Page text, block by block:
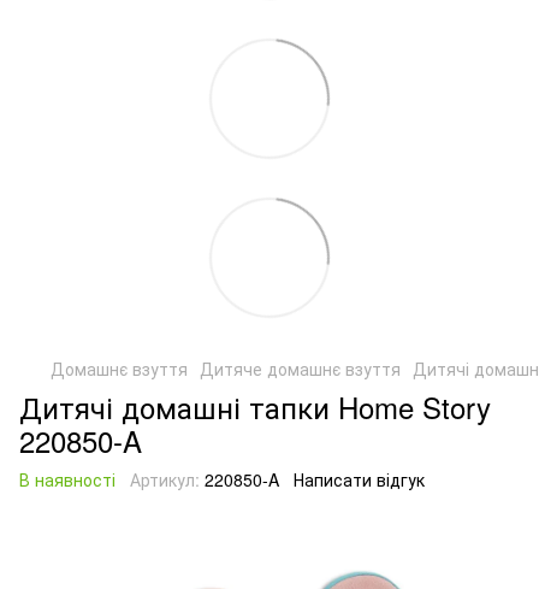
Домашнє взуття Дитяче домашнє взуття Дитячі
Дитячі домашні тапки Home Story
220850-A
В наявності Артикул: 220850-A Написати відгук